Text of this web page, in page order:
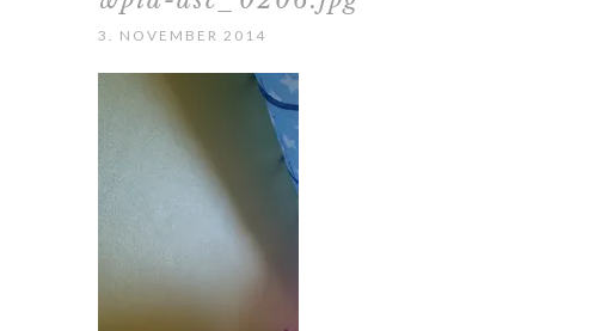
3. NOVEMBER 2014